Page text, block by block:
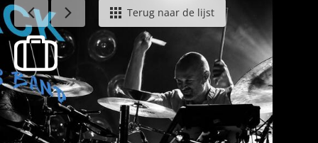
Agenda - NederlandsTerug naar de lijst